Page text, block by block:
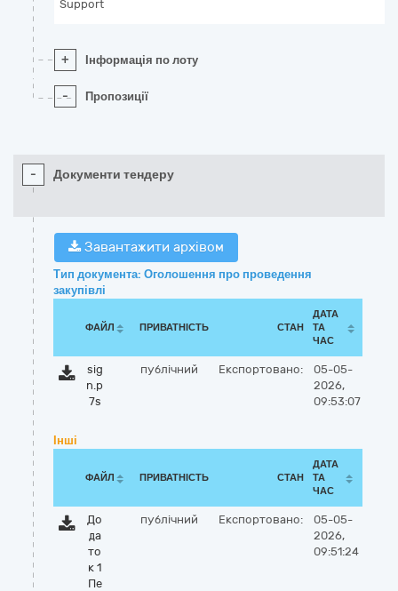
Support
+ Інформація по лоту
- Пропозиції
- Документи тендеру
Завантажити архівом
Тип документа: Оголошення про проведення
закупівлі
ФАЙЛ ПРИВАТНІСТЬ СТАН
ДАТА
ТА
ЧАС
sig
n.p
7s
публічний Експортовано:
05-05-
2026,
09:53:07
Інші
ФАЙЛ ПРИВАТНІСТЬ СТАН
ДАТА
ТА
ЧАС
До
да
то
к 1
Пе
публічний Експортовано:
05-05-
2026,
09:51:24